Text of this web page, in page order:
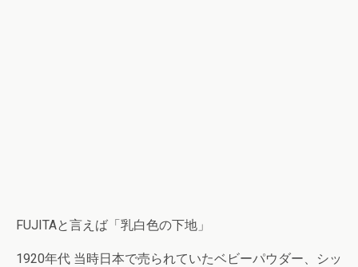
FUJITAと言えば「乳白色の下地」
1920年代 当時日本で売られていたベビーパウダー、シッ